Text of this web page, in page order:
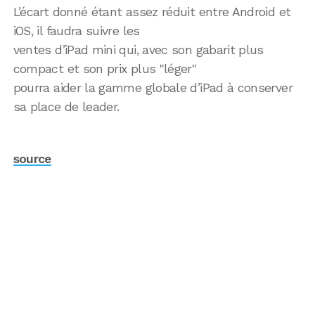
L’écart donné étant assez réduit entre Android et
iOS, il faudra suivre les
ventes d’iPad mini qui, avec son gabarit plus
compact et son prix plus "léger"
pourra aider la gamme globale d’iPad à conserver
sa place de leader.
source